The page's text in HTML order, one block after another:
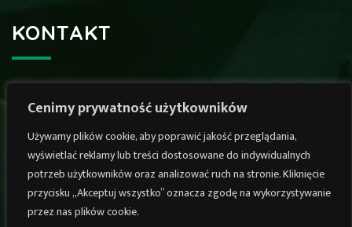
Cenimy prywatność użytkowników
Używamy plików cookie, aby poprawić jakość przeglądania,
wyświetlać reklamy lub treści dostosowane do indywidualnych
potrzeb użytkowników oraz analizować ruch na stronie. Kliknięcie
przycisku „Akceptuj wszystko” oznacza zgodę na wykorzystywanie
przez nas plików cookie.
KONTAKT
+48 690 002 008
biuro@plantree.eu